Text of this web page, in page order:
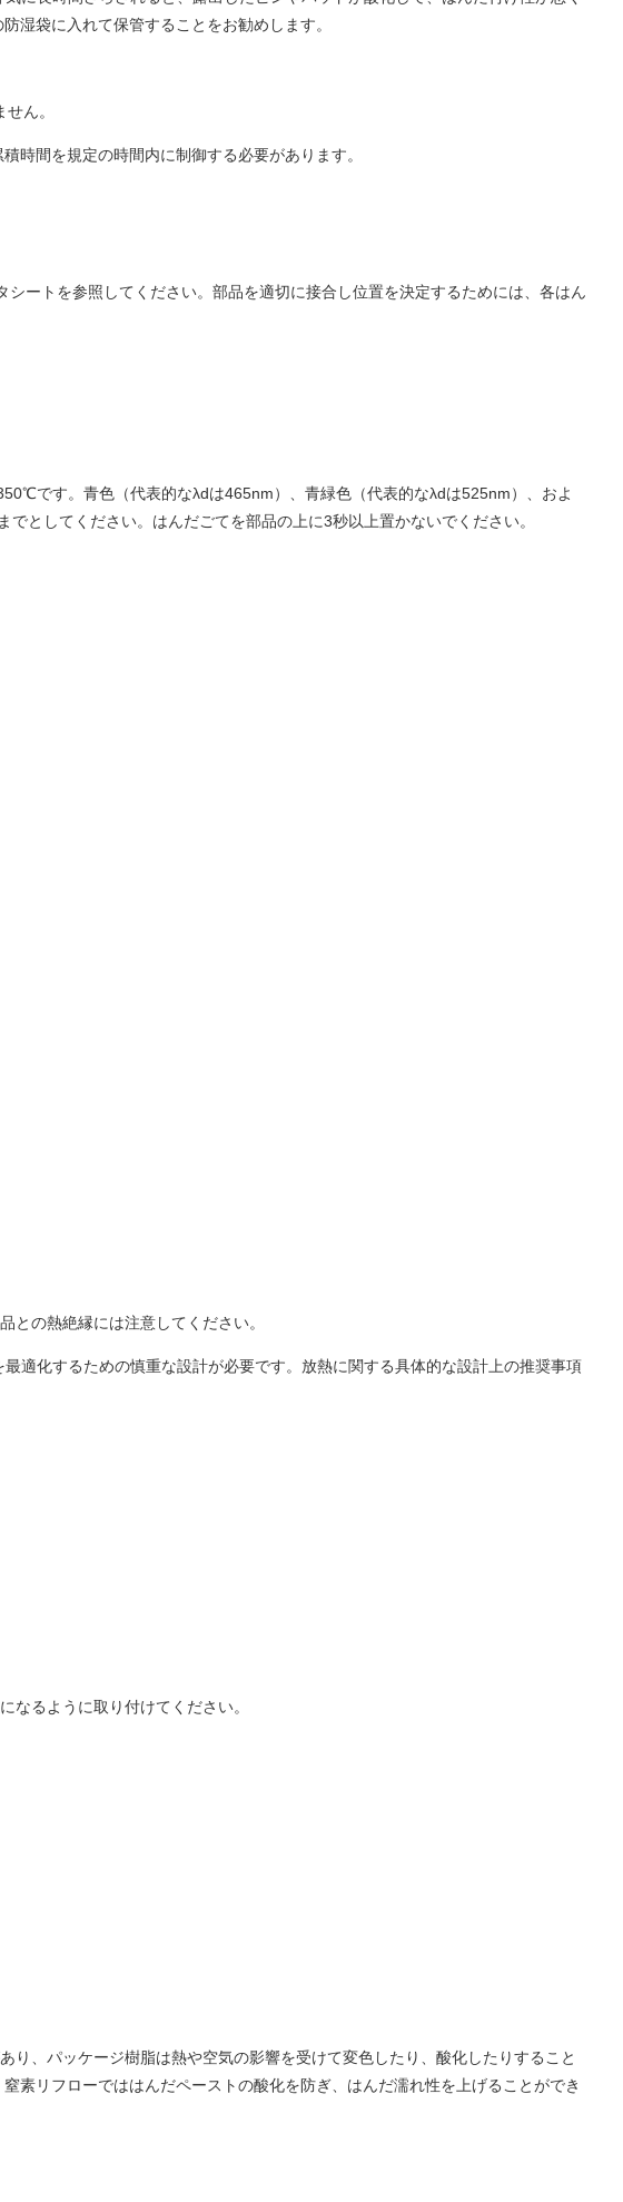
湿袋に入れて保管することをお勧めします。
ん。
時間を規定の時間内に制御する必要があります。
ートを参照してください。部品を適切に接合し位置を決定するためには、各はん
です。青色（代表的なλdは465nm）、青緑色（代表的なλdは525nm）、およ
としてください。はんだごてを部品の上に3秒以上置かないでください。
の熱絶縁には注意してください。
適化するための慎重な設計が必要です。放熱に関する具体的な設計上の推奨事項
なるように取り付けてください。
、パッケージ樹脂は熱や空気の影響を受けて変色したり、酸化したりすること
素リフローでははんだペーストの酸化を防ぎ、はんだ濡れ性を上げることができ